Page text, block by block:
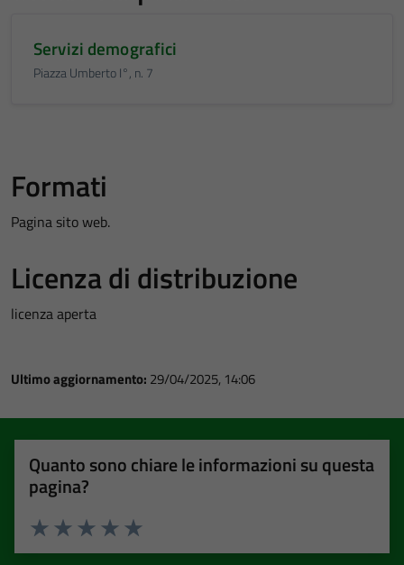
Servizi demografici
Piazza Umberto I°, n. 7
Formati
Pagina sito web.
Licenza di distribuzione
licenza aperta
Ultimo aggiornamento: 29/04/2025, 14:06
Quanto sono chiare le informazioni su questa
pagina?
Valuta 5 stelle su 5
Valuta 4 stelle su 5
Valuta 3 stelle su 5
Valuta 2 stelle su 5
Valuta 1 stelle su 5